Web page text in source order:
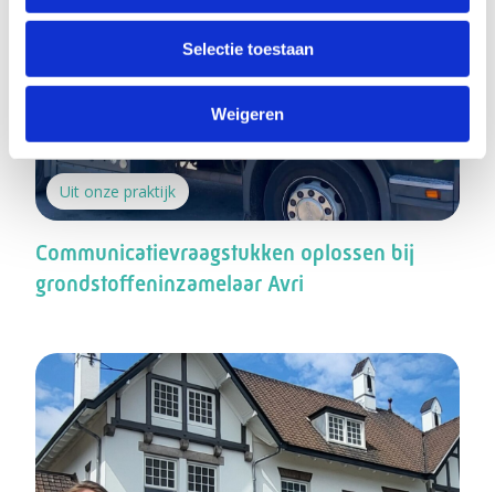
Selectie toestaan
Weigeren
Uit onze praktijk
Communicatievraagstukken oplossen bij
grondstoffeninzamelaar Avri